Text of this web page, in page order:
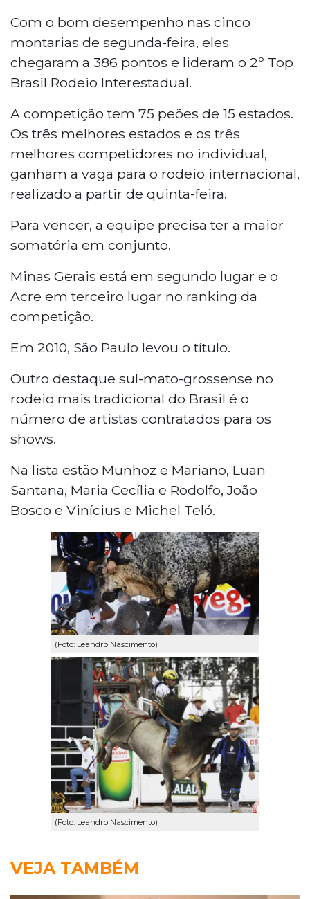
Com o bom desempenho nas cinco
montarias de segunda-feira, eles
chegaram a 386 pontos e lideram o 2º Top
Brasil Rodeio Interestadual.
A competição tem 75 peões de 15 estados.
Os três melhores estados e os três
melhores competidores no individual,
ganham a vaga para o rodeio internacional,
realizado a partir de quinta-feira.
Para vencer, a equipe precisa ter a maior
somatória em conjunto.
Minas Gerais está em segundo lugar e o
Acre em terceiro lugar no ranking da
competição.
Em 2010, São Paulo levou o título.
Outro destaque sul-mato-grossense no
rodeio mais tradicional do Brasil é o
número de artistas contratados para os
shows.
Na lista estão Munhoz e Mariano, Luan
Santana, Maria Cecília e Rodolfo, João
Bosco e Vinícius e Michel Teló.
(Foto: Leandro Nascimento)
(Foto: Leandro Nascimento)
VEJA TAMBÉM